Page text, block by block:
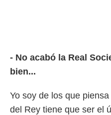
- No acabó la Real
bien...
Yo soy de los que
del Rey tiene que ser el